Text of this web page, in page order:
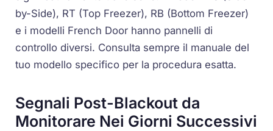
by-Side), RT (Top Freezer), RB (Bottom Freezer)
e i modelli French Door hanno pannelli di
controllo diversi. Consulta sempre il manuale del
tuo modello specifico per la procedura esatta.
Segnali Post-Blackout da
Monitorare Nei Giorni Successivi